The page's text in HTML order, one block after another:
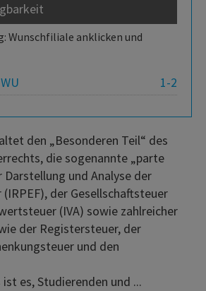
Wunschfiliale anklicken und
1-2
den „Besonderen Teil“ des
die sogenannte „parte
Darstellung und Analyse der
der Gesellschaftsteuer
(IVA) sowie zahlreicher
der Registersteuer, der
und den
es, Studierenden und ...